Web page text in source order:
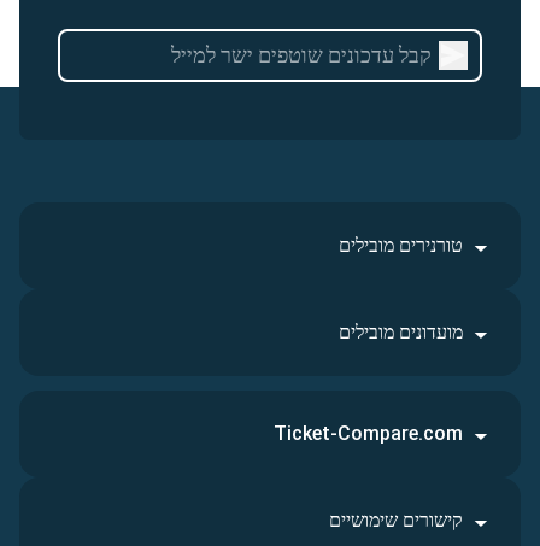
טורנירים מובילים
מועדונים מובילים
Ticket-Compare.com
קישורים שימושיים